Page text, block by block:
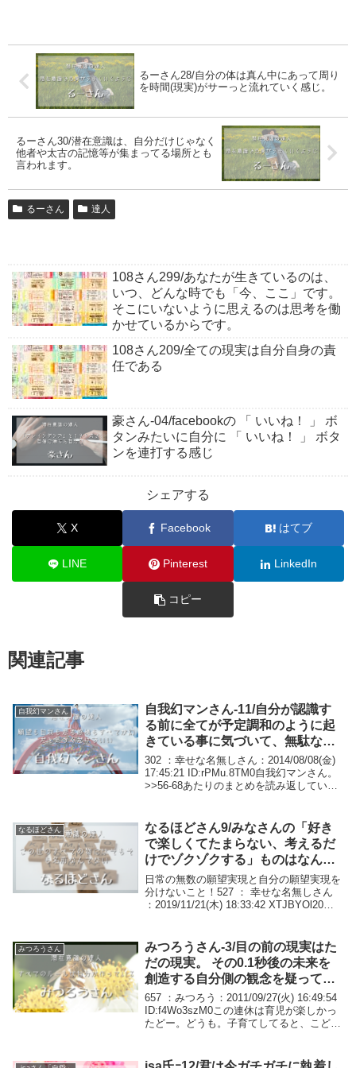
るーさん28/自分の体は真ん中にあって周り
を時間(現実)がサーっと流れていく感じ。
るーさん30/潜在意識は、自分だけじゃなく
他者や太古の記憶等が集まってる場所とも
言われます。
るーさん 達人
108さん299/あなたが生きているのは、
いつ、どんな時でも「今、ここ」です。
そこにいないように思えるのは思考を働
かせているからです。
108さん209/全ての現実は自分自身の責
任である
豪さん-04/facebookの 「 いいね！ 」 ボ
タンみたいに自分に 「 いいね！ 」 ボタ
ンを連打する感じ
シェアする
X Facebook はてブ
LINE Pinterest LinkedIn
コピー
関連記事
自我幻マンさん
自我幻マンさん-11/自分が認識す
る前に全てが予定調和のように起
きている事に気づいて、無駄な抵
抗を止めるだけ。必ずあなたの中
に答えがあります
302 ：幸せな名無しさん：2014/08/08(金)
17:45:21 ID:rPMu.8TM0自我幻マンさん。
>>56-68あたりのまとめを読み返していま
きませ...
なるほどさん
なるほどさん9/みなさんの「好き
で楽しくてたまらない、考えるだ
けでゾクゾクする」ものはなんで
すか
日常の無数の願望実現と自分の願望実現を
分けないこと！527 ： 幸せな名無しさん
：2019/11/21(木) 18:33:42 XTJBYOl20意
ハッと気付い...
みつろうさん
みつろうさん-3/目の前の現実はた
だの現実。 その0.1秒後の未来を
創造する自分側の観念を疑って見
る
657 ：みつろう：2011/09/27(火) 16:49:54
ID:f4Wo3szM0この連休は育児が楽しかっ
たどー。どうも。子育てしてると、こども
ゃうので、自分が...